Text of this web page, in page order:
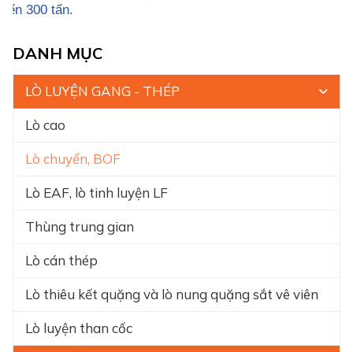
DANH MỤC
LÒ LUYỆN GANG - THÉP
Lò cao
Lò chuyển, BOF
Lò EAF, lò tinh luyện LF
Thùng trung gian
Lò cán thép
Lò thiêu kết quặng và lò nung quặng sắt vê viên
Lò luyện than cốc
đến 300 tấn.